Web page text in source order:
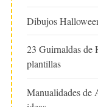
Dibujos
23 Guirnaldas de
plantillas
Manualidades de